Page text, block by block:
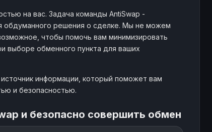
на вас. Задача команды AntiSwap -
решения о сделке. Мы не можем
чтобы помочь вам минимизировать
выборе обменного пункта для ваших
информации, который поможет вам
и безопасностью.
и безопасно совершить обмен